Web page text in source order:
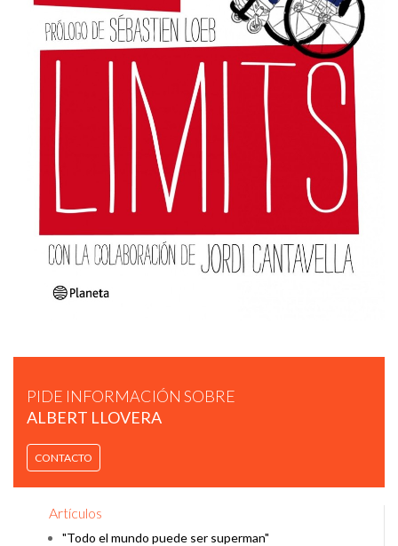
PIDE INFORMACIÓN SOBRE
ALBERT LLOVERA
CONTACTO
Artículos
"Todo el mundo puede ser superman"